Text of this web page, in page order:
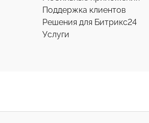
Поддержка клиентов
Решения для Битрикс24
Услуги